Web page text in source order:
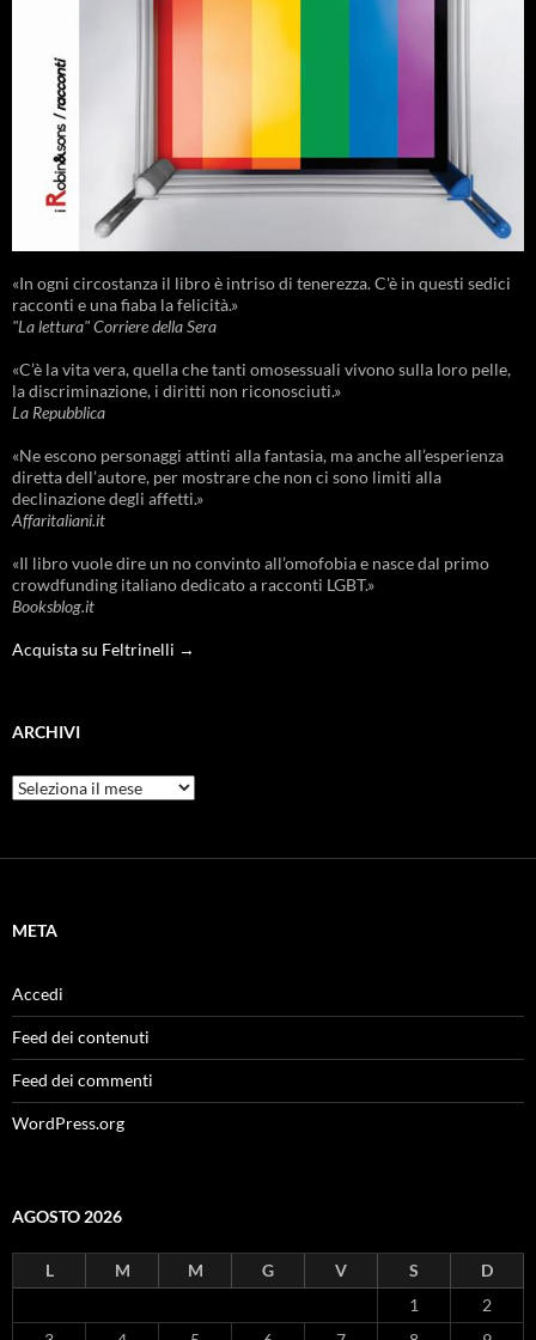
«In ogni circostanza il libro è intriso di tenerezza. C'è in questi sedici
racconti e una fiaba la felicità.»
"La lettura" Corriere della Sera
«C’è la vita vera, quella che tanti omosessuali vivono sulla loro pelle,
la discriminazione, i diritti non riconosciuti.»
La Repubblica
«Ne escono personaggi attinti alla fantasia, ma anche all’esperienza
diretta dell’autore, per mostrare che non ci sono limiti alla
declinazione degli affetti.»
Affaritaliani.it
«Il libro vuole dire un no convinto all’omofobia e nasce dal primo
crowdfunding italiano dedicato a racconti LGBT.»
Booksblog.it
Acquista su Feltrinelli →
ARCHIVI
Archivi
META
Accedi
Feed dei contenuti
Feed dei commenti
WordPress.org
AGOSTO 2026
L M M G V S
D
1
2